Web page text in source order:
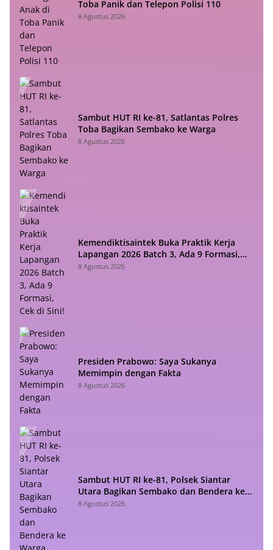
Toba Panik dan Telepon Polisi 110
8 Agustus 2026
Sambut HUT RI ke-81, Satlantas Polres
Toba Bagikan Sembako ke Warga
8 Agustus 2026
Kemendiktisaintek Buka Praktik Kerja
Lapangan 2026 Batch 3, Ada 9 Formasi,
Cek di Sini!
8 Agustus 2026
Presiden Prabowo: Saya Sukanya
Memimpin dengan Fakta
8 Agustus 2026
Sambut HUT RI ke-81, Polsek Siantar
Utara Bagikan Sembako dan Bendera ke
Warga
8 Agustus 2026